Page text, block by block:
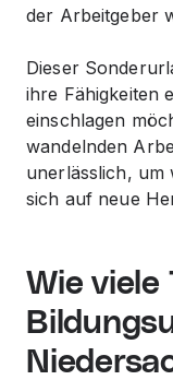
der Arbeitgeber
Dieser
ihre Fähigkeiten
einschlagen
wandelnden
unerlässlich, um
sich auf neue
Wie viele